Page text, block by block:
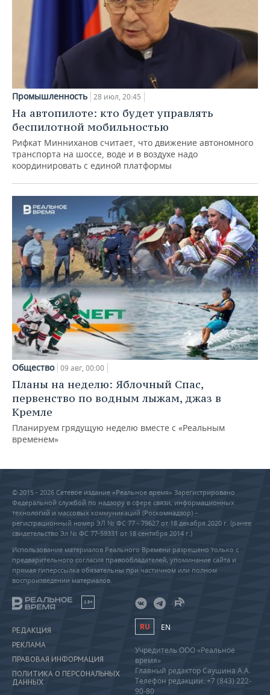
Промышленность 28 июл, 20:45
На автопилоте: кто будет управлять
беспилотной мобильностью
Рифкат Минниханов считает, что движение автономного
транспорта на шоссе, воде и в воздухе надо
координировать с единой платформы
Общество 09 авг, 00:00
Планы на неделю: Яблочный Спас,
первенство по водным лыжам, джаз в
Кремле
Планируем грядущую неделю вместе с «Реальным
временем»
© 2015 - 2026 Сетевое издание «Реальное время» Зарегистрировано
Федеральной службой по надзору в сфере связи, информационных
технологий и массовых коммуникаций (Роскомнадзор) –
регистрационный номер ЭЛ № ФС 77 - 79627 от 18 декабря 2020 г. (ранее
свидетельство Эл № ФС 77-59331 от 18 сентября 2014 г.)
Использование материалов Реального Времени разрешено только с
предварительного согласия правообладателей, упоминание сайта и
прямая гиперссылка обязательны при частичном или полном
воспроизведении материалов.
18+
РЕДАКЦИЯ
РЕКЛАМА
ПРАВОВАЯ ИНФОРМАЦИЯ
ПОЛИТИКА О ПЕРСОНАЛЬНЫХ
ДАННЫХ
RU EN
Учредитель ООО «Реальное
время»
Главный редактор Саушина А.А.
Телефон редакции: +7 (843) 222-
90-80